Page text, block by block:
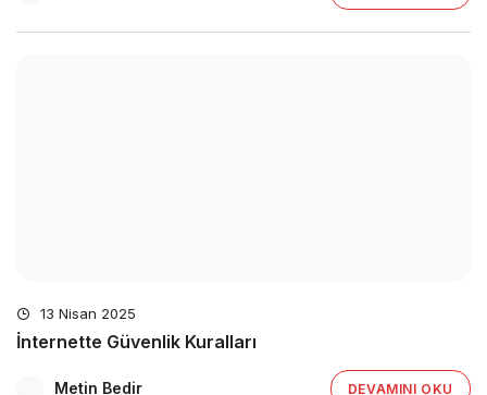
13 Nisan 2025
İnternette Güvenlik Kuralları
Metin Bedir DEVAMINI OKU